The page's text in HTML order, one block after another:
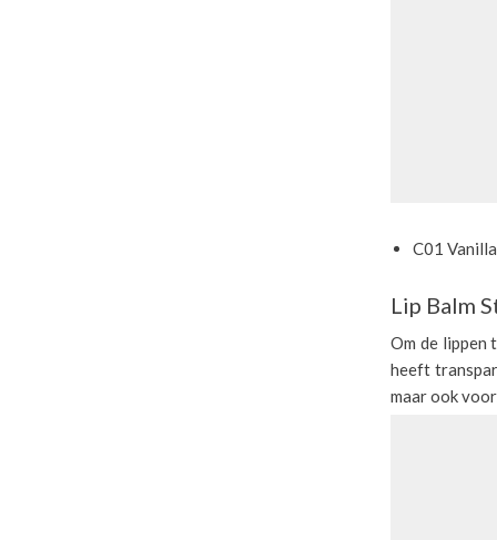
C01
Lip Balm
Om de lippen
heeft
maar ook